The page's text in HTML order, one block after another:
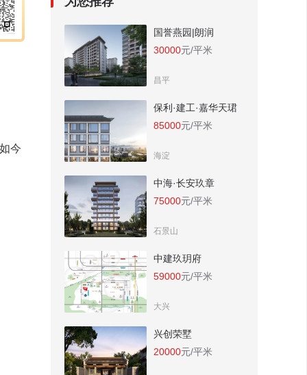
今
国誉燕园|朗润
30000元/平米
昌平
保利·建工·嘉华天珺
85000元/平米
海淀
中海·长安玖章
75000元/平米
石景山
中建玖玥府
59000元/平米
大兴
兴创荣墅
20000元/平米